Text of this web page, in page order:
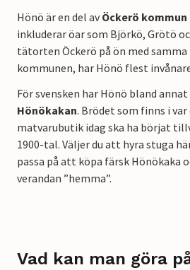
Hönö är en del avÖckerö kommun
inkluderar öar som Björkö, Grötö
tätorten Öckerö på ön med
kommunen, har Hönö flest
För svensken har Hönö bland
Hönökakan. Brödet som finns i var
matvarubutik idag ska ha börjat
1900-tal. Väljer du att hyra stuga
passa på att köpa färsk Hönökaka
verandan ”hemma”.
Vad kan man göra